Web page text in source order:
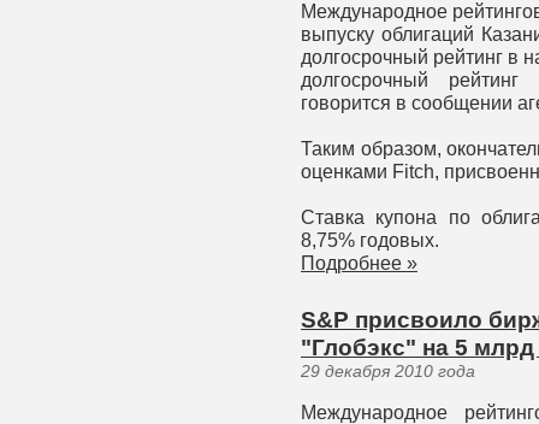
Международное
выпуску облигаций
долгосрочный рейтинг в
долгосрочный
говорится в сообщении
Таким образом,
оценками Fitch,
Ставка купона по
8,75% годовых.
Подробнее »
S&P присвоило
"Глобэкс" на 5
29 декабря 2010 года
Международное